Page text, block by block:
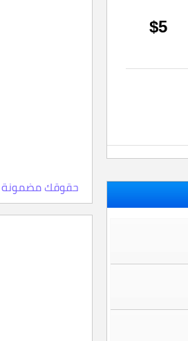
حقوقك مضمونة 100% ، اعلمها الآن، وماهي النقاط والمستويات
$5